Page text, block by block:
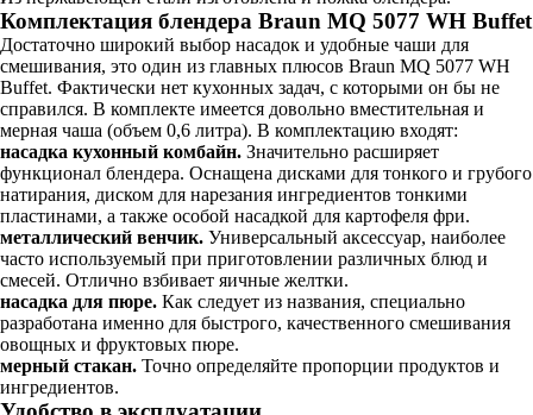
Комплектация блендера Braun MQ 5077 WH Buffet
Достаточно широкий выбор насадок и удобные чаши для
смешивания, это один из главных плюсов Braun MQ 5077 WH
Buffet. Фактически нет кухонных задач, с которыми он бы не
справился. В комплекте имеется довольно вместительная и
мерная чаша (объем 0,6 литра). В комплектацию входят:
насадка кухонный комбайн. Значительно расширяет
функционал блендера. Оснащена дисками для тонкого и грубого
натирания, диском для нарезания ингредиентов тонкими
пластинами, а также особой насадкой для картофеля фри.
металлический венчик. Универсальный аксессуар, наиболее
часто используемый при приготовлении различных блюд и
смесей. Отлично взбивает яичные желтки.
насадка для пюре. Как следует из названия, специально
разработана именно для быстрого, качественного смешивания
овощных и фруктовых пюре.
мерный стакан. Точно определяйте пропорции продуктов и
ингредиентов.